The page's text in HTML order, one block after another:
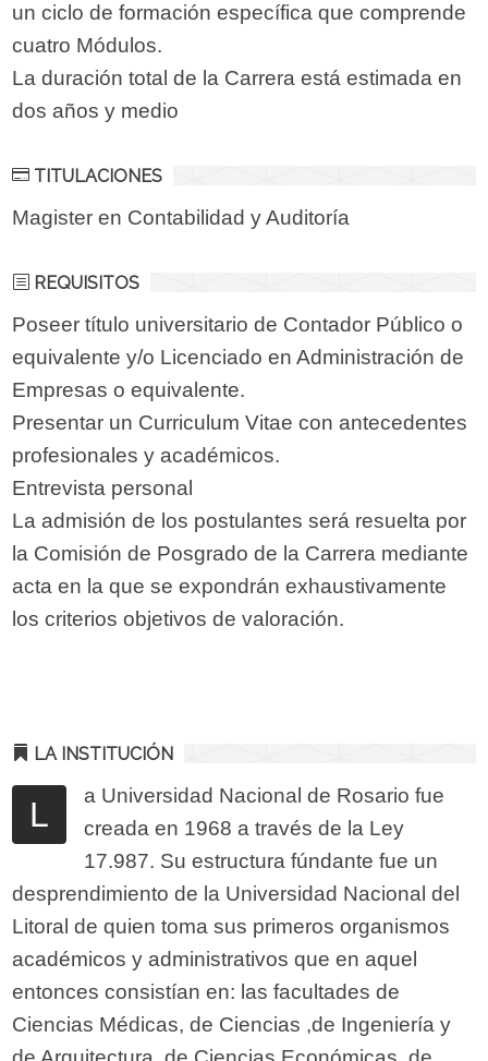
un ciclo de formación específica que comprende
cuatro Módulos.
La duración total de la Carrera está estimada en
dos años y medio
TITULACIONES
Magister en Contabilidad y Auditoría
REQUISITOS
Poseer título universitario de Contador Público o
equivalente y/o Licenciado en Administración de
Empresas o equivalente.
Presentar un Curriculum Vitae con antecedentes
profesionales y académicos.
Entrevista personal
La admisión de los postulantes será resuelta por
la Comisión de Posgrado de la Carrera mediante
acta en la que se expondrán exhaustivamente
los criterios objetivos de valoración.
LA INSTITUCIÓN
L
a Universidad Nacional de Rosario fue
creada en 1968 a través de la Ley
17.987. Su estructura fúndante fue un
desprendimiento de la Universidad Nacional del
Litoral de quien toma sus primeros organismos
académicos y administrativos que en aquel
entonces consistían en: las facultades de
Ciencias Médicas, de Ciencias ,de Ingeniería y